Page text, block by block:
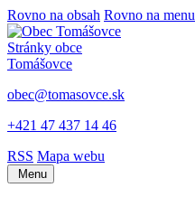
Rovno na obsah Rovno na menu
Stránky obce
Tomášovce
obec@tomasovce.sk
+421 47 437 14 46
RSS Mapa webu
Menu